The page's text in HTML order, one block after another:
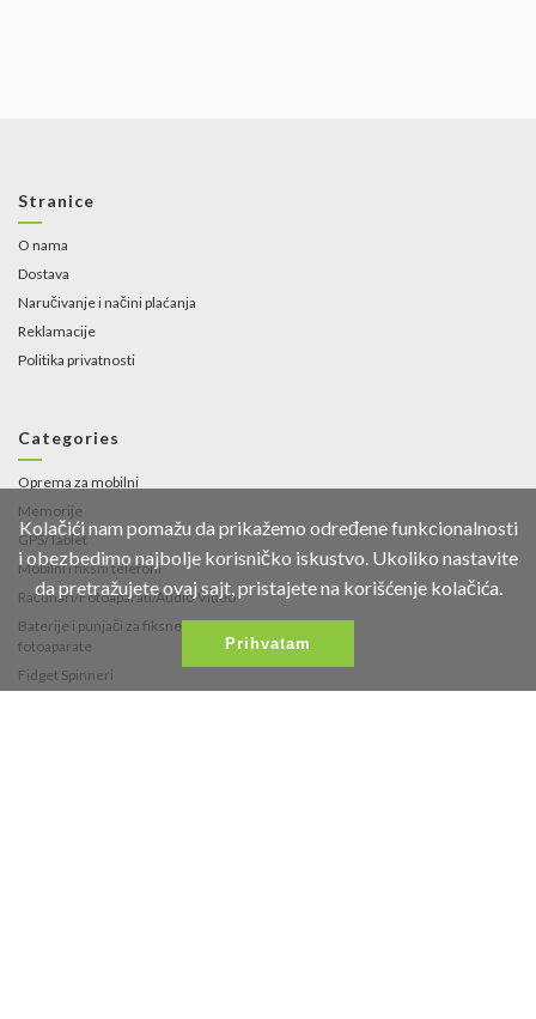
Stranice
O nama
Dostava
Naručivanje i načini plaćanja
Reklamacije
Politika privatnosti
Categories
Oprema za mobilni
Memorije
GPS/Tablet
Mobilni i fiksni telefoni
Računari/Fotoaparati/Audio-Video
Baterije i punjači za fiksne telefone i
fotoaparate
Fidget Spinneri
Kolačići nam pomažu da prikažemo određene funkcionalnosti
i obezbedimo najbolje korisničko iskustvo. Ukoliko nastavite
da pretražujete ovaj sajt, pristajete na korišćenje kolačića.
Prihvatam